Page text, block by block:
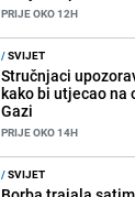
PRIJE OKO 12H
/SVIJET
Stručnjaci
kako bi utjecao na
Gazi
PRIJE OKO 14H
/SVIJET